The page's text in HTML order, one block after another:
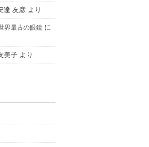
達 友彦 より
界最古の眼鏡 に
美子 より